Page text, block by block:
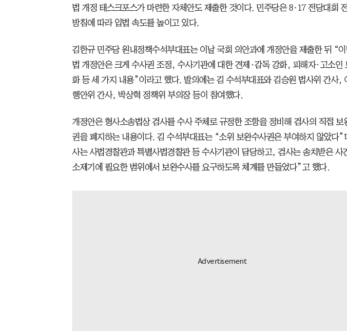
법 개정 태스크포스가 마련한 자체안도 제출한 것이다. 민주당은 8·17 전당대회
방침에 따라 입법 속도를 높이고 있다.
김한규 민주당 원내정책수석부대표는 이날 국회 의안과에 개정안을 제출한 뒤 “
법 개정안은 크게 수사권 조정, 수사기관에 대한 견제·감독 강화, 피해자·고소인
화 등 세 가지 내용”이라고 했다. 발의에는 김 수석부대표와 김승원 법사위 간사,
행안위 간사, 박상혁 정책위 부의장 등이 참여했다.
개정안은 형사소송법상 검사를 수사 주체로 규정한 조항을 정비해 검사의 직접 보
권을 폐지하는 내용이다. 김 수석부대표는 “소위 보완수사권은 부여하지 않았다”
사는 사법경찰관과 특별사법경찰관 등 수사기관이 담당하고, 검사는 송치받은 사
소제기에 필요한 범위에서 보완수사를 요구하도록 체계를 만들었다”고 했다.